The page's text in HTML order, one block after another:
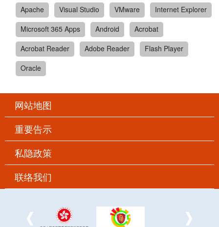
Apache
Visual Studio VMware
Internet Explorer
Microsoft 365 Apps
Android
Acrobat
Acrobat Reader
Adobe Reader
Flash Player
Oracle
网站地图
重要告示
私隐政策
联络我们